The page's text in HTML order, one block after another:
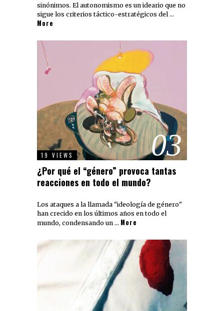
sinónimos. El autonomismo es un ideario que no
sigue los criterios táctico-estratégicos del …
More
03
19 VIEWS
¿Por qué el “género” provoca tantas
reacciones en todo el mundo?
Los ataques a la llamada "ideología de género"
han crecido en los últimos años en todo el
mundo, condensando un … More